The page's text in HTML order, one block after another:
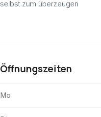
selbst zum überzeugen
Öffnungszeiten
Mo